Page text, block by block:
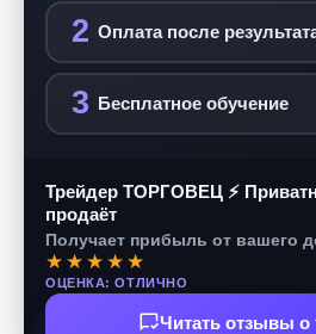
2 Оплата после
3 Бесплатное обучение
Трейдер ТОРГОВЕЦ ⚡
продаёт
Получает прибыль от вашего
★★★★★
ОЦЕНКА: ОТЛИЧНО
Читать отзывы о